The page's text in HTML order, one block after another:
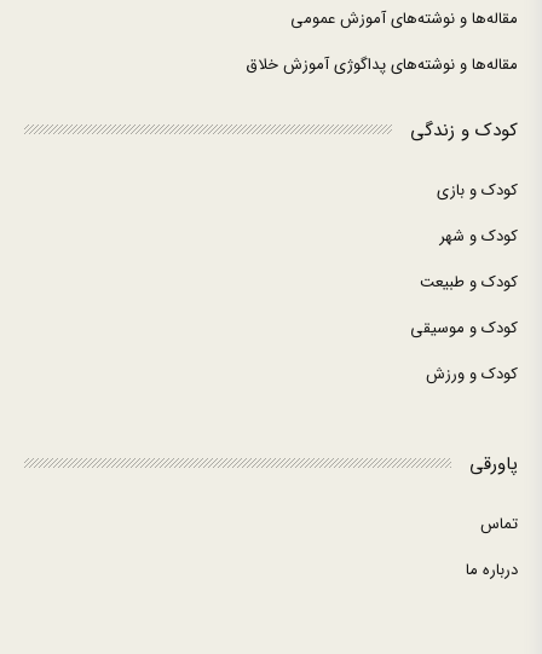
مقاله‌ها و نوشته‌های آموزش عمومی
مقاله‌ها و نوشته‌های پداگوژی آموزش خلاق
کودک و زندگی
کودک و بازی
کودک و شهر
کودک و طبیعت
کودک و موسیقی
کودک و ورزش
پاورقی
تماس
درباره ما